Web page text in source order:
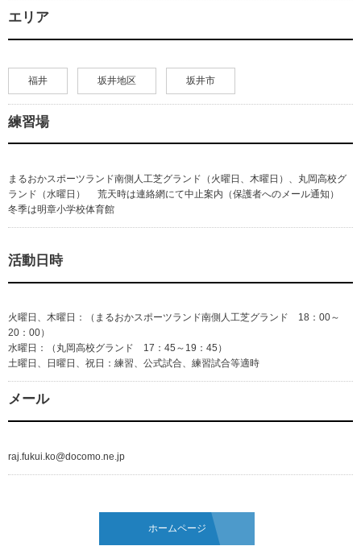
エリア
福井 坂井地区 坂井市
練習場
まるおかスポーツランド南側人工芝グランド（火曜日、木曜日）、丸岡高校グ
ランド（水曜日） 荒天時は連絡網にて中止案内（保護者へのメール通知）
冬季は明章小学校体育館
活動日時
火曜日、木曜日：（まるおかスポーツランド南側人工芝グランド 18：00～
20：00）
水曜日：（丸岡高校グランド 17：45～19：45）
土曜日、日曜日、祝日：練習、公式試合、練習試合等適時
メール
raj.fukui.ko@docomo.ne.jp
ホームページ